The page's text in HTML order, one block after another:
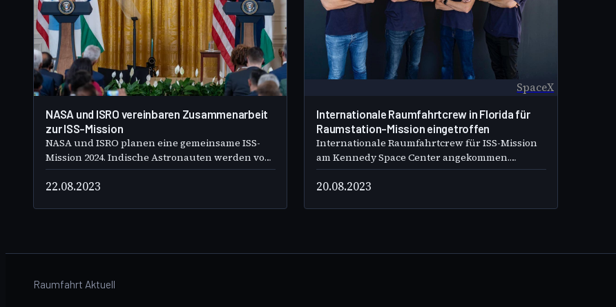
NASA und ISRO vereinbaren Zusammenarbeit
zur ISS-Mission
NASA und ISRO planen eine gemeinsame ISS-
Mission 2024. Indische Astronauten werden von
der NASA in Houston ausgebildet. Indien
unterzeichnet die Artemis Accords. Dies
22.08.2023
SpaceX
Internationale Raumfahrtcrew in Florida für
Raumstation-Mission eingetroffen
Internationale Raumfahrtcrew für ISS-Mission
am Kennedy Space Center angekommen.
Vorbereitungen für SpaceX-Start, breite
internationale Zusammenarbeit betont.
20.08.2023
Raumfahrt Aktuell